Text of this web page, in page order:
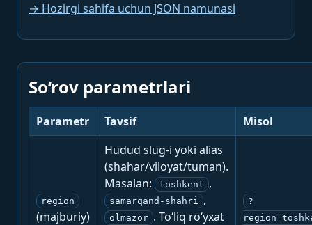
→ Hozirgi sahifa uchun JSON namunasi
So‘rov parametrlari
Parametr Tavsif Misol
region
(majburiy)
Hudud slug-i yoki alias
(shahar/viloyat/tuman).
Masalan:
toshkent ,
samarqand-shahri ,
olmazor . To‘liq ro‘yxat
?